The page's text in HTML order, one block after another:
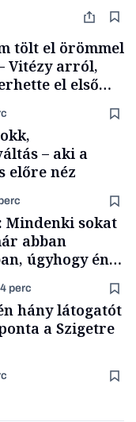
tölt el örömmel
Vitézy arról,
el első
alatt
– aki a
előre néz
Mindenki sokat
abban
úgyhogy én
akartam
4 perc
hány látogatót
a Szigetre